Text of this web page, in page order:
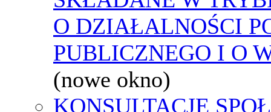
O DZIAŁALNOŚCI
PUBLICZNEGO I O
(nowe okno)
KONSULTACJE